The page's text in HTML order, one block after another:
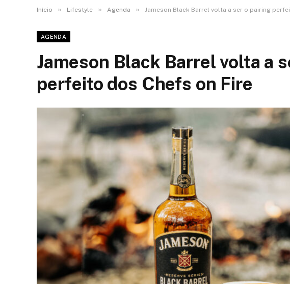
Início » Lifestyle » Agenda » Jameson Black Barrel volta a ser o pairing
AGENDA
Jameson Black Barrel volta a
perfeito dos Chefs on Fire